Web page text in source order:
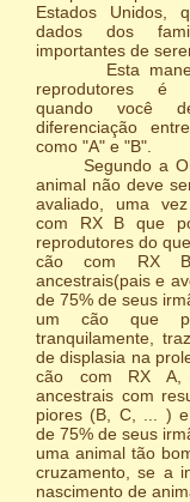
Estados Unidos,
dados dos
importantes de
Esta maneira
reprodutores é
quando você
diferenciação
como "A" e "B".
Segundo a
animal não deve
avaliado, uma
com RX B que
reprodutores do
cão com RX
ancestrais(pais e
de 75% de seus
um cão que
tranquilamente,
de displasia na
cão com RX A,
ancestrais com
piores (B, C, ... )
de 75% de seus
uma animal tão
cruzamento, se a
nascimento de